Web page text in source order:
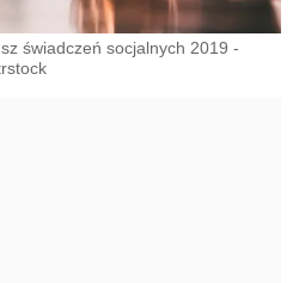
świadczeń socjalnych 2019 -